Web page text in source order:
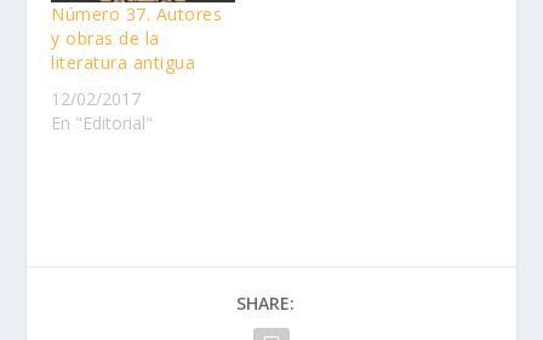
Número 37. Autores
y obras de la
literatura antigua
12/02/2017
En "Editorial"
SHARE: